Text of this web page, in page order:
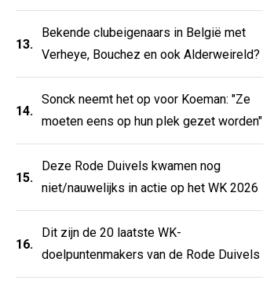
13.
Bekende clubeigenaars in België met
Verheye, Bouchez en ook Alderweireld?
14.
Sonck neemt het op voor Koeman: "Ze
moeten eens op hun plek gezet worden"
15.
Deze Rode Duivels kwamen nog
niet/nauwelijks in actie op het WK 2026
16.
Dit zijn de 20 laatste WK-
doelpuntenmakers van de Rode Duivels